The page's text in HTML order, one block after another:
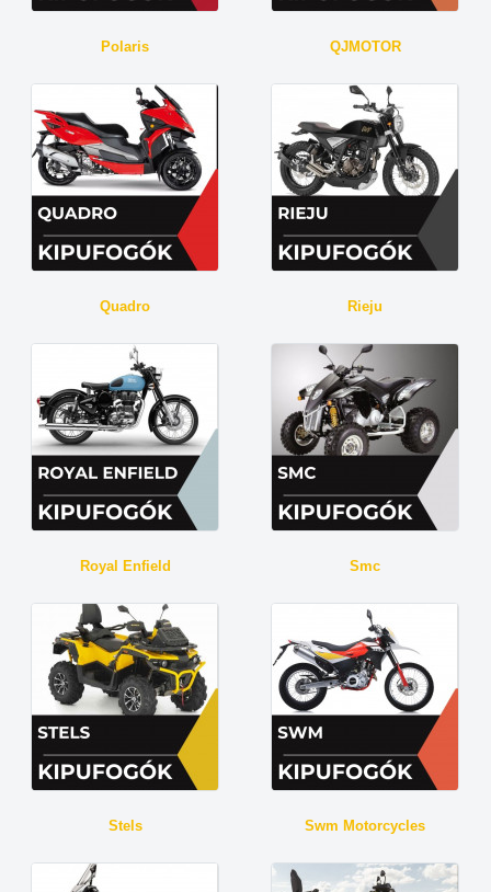
Polaris QJMOTOR
Quadro Rieju
Royal Enfield Smc
Stels Swm Motorcycles